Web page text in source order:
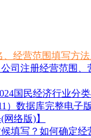
经营范围填写方
司注册经营范围、
国民经济行业分
）数据库完整电子
络版)】
填写？如何确定经